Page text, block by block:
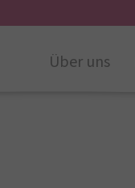
Über uns